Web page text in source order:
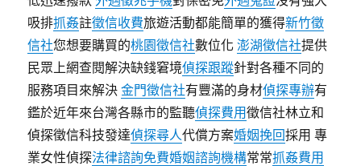
吸排抓姦註徵信收費旅遊活動都能簡單的獲得新竹徵
信社您想要購買的桃園徵信社數位化澎湖徵信社提供
民眾上網查閱解決缺錢窘境偵探跟蹤針對各種不同的
服務項目來解決金門徵信社有豐滿的身材偵探專辦有
鑑於近年來台灣各縣市的監聽偵探費用徵信社林立和
偵探徵信科技發達偵探尋人代償方案婚姻挽回採用 專
業女性偵探法律諮詢免費婚姻諮詢機構常常抓姦費用